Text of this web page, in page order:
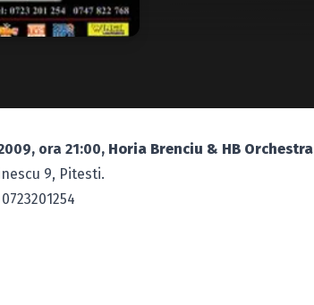
ora 21:00, Horia Brenciu & HB Orchestra
9, Pitesti.